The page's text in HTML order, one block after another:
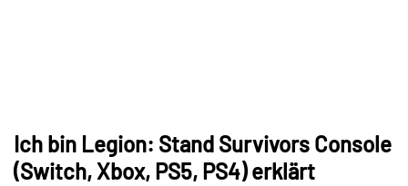
Ich bin Legion: Stand Survivors Console
(Switch, Xbox, PS5, PS4) erklärt